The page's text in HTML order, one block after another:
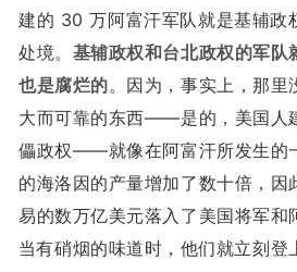
建的 30 万阿富汗军队就是基辅政
处境。 基辅政权和台北政权的军队
也是腐烂的。因为，事实上，那里
大而可靠的东西——是的，美国人
儡政权——就像在阿富汗所发生的
的海洛因的产量增加了数十倍，因
易的数万亿美元落入了美国将军和
当有硝烟的味道时，他们就立刻登